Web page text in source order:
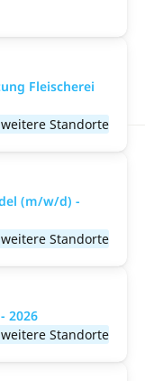
Fleischerei
Standorte
(m/w/d) -
Standorte
2026
Standorte